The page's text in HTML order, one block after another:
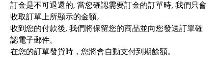
訂金是不可退還的, 當您確認需要訂金的訂單時, 我們只會
收取訂單上所顯示的金額。
收到您的付款後, 我們將保留您的商品並向您發送訂單確
認電子郵件。
在您的訂單發貨時，您將會自動支付到期餘額。